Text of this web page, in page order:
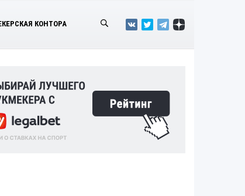
КОНТОРА